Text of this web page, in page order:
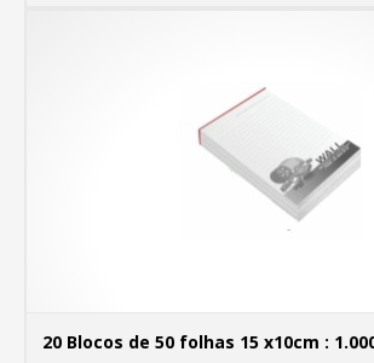
20 Blocos de 50 folhas 15 x10cm :